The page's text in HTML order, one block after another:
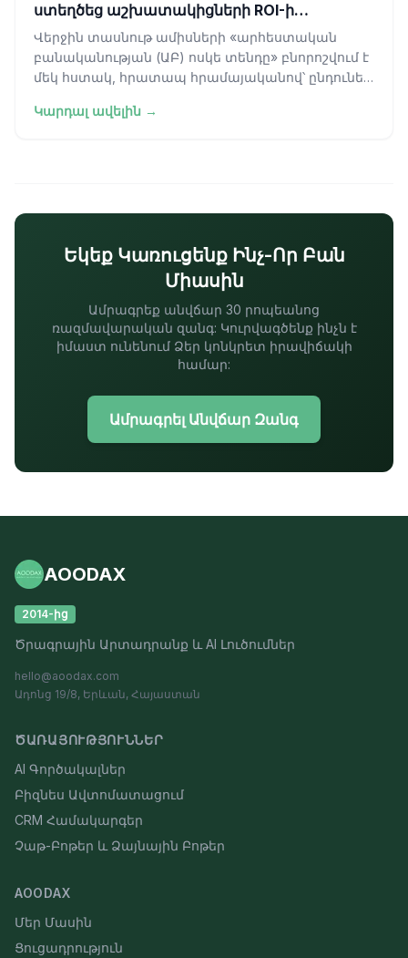
ստեղծեց աշխատակիցների ROI-ի
գնահատման գործիք
Վերջին տասնութ ամիսների «արհեստական
բանականության (ԱԲ) ոսկե տենդը» բնորոշվում է
մեկ հստակ, հրատապ հրամայականով՝ ընդունել,
Կարդալ ավելին →
Եկեք Կառուցենք Ինչ-Որ Բան
Միասին
Ամրագրեք անվճար 30 րոպեանոց
ռազմավարական զանգ: Կուրվագծենք ինչն է
իմաստ ունենում Ձեր կոնկրետ իրավիճակի
համար:
Ամրագրել Անվճար Զանգ
AOODAX
2014-ից
Ծրագրային Արտադրանք և AI Լուծումներ
hello@aoodax.com
Ադոնց 19/8, Երևան, Հայաստան
ԾԱՌԱՅՈՒԹՅՈՒՆՆԵՐ
AI Գործակալներ
Բիզնես Ավտոմատացում
CRM Համակարգեր
Չաթ-Բոթեր և Ձայնային Բոթեր
AOODAX
Մեր Մասին
Ցուցադրություն